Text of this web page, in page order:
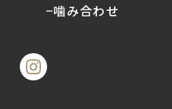
−噛み合わせ